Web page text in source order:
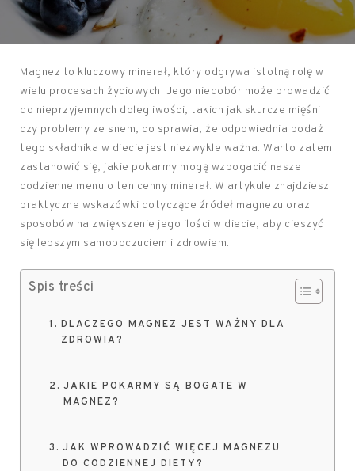
Magnez to kluczowy minerał, który odgrywa istotną rolę w
wielu procesach życiowych. Jego niedobór może prowadzić
do nieprzyjemnych dolegliwości, takich jak skurcze mięśni
czy problemy ze snem, co sprawia, że odpowiednia podaż
tego składnika w diecie jest niezwykle ważna. Warto zatem
zastanowić się, jakie pokarmy mogą wzbogacić nasze
codzienne menu o ten cenny minerał. W artykule znajdziesz
praktyczne wskazówki dotyczące źródeł magnezu oraz
sposobów na zwiększenie jego ilości w diecie, aby cieszyć
się lepszym samopoczuciem i zdrowiem.
Spis treści
DLACZEGO MAGNEZ JEST WAŻNY DLA
ZDROWIA?
JAKIE POKARMY SĄ BOGATE W
MAGNEZ?
JAK WPROWADZIĆ WIĘCEJ MAGNEZU
DO CODZIENNEJ DIETY?